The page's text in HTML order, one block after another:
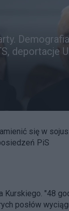
deportacje
się w
PiS
Kurskiego. "48
posłów